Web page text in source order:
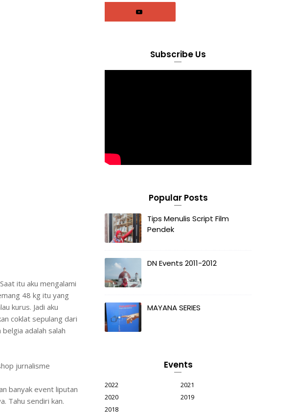
itu aku mengalami
48 kg itu yang
kurus. Jadi aku
coklat sepulang dari
adalah salah
jurnalisme
banyak event liputan
Tahu sendiri kan.
Subscribe Us
Popular Posts
Tips Menulis Script Film
Pendek
DN Events 2011-2012
MAYANA SERIES
Events
2022
2021
2020
2019
2018